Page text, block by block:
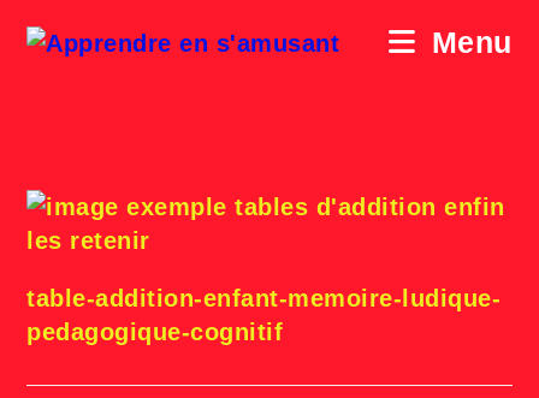
content
Menu
table-addition-enfant-memoire-ludique-
pedagogique-cognitif